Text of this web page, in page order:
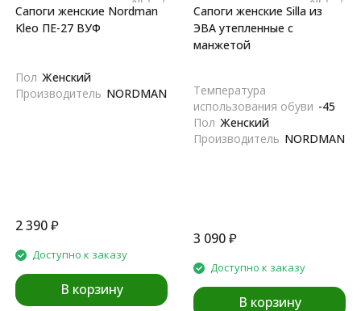
Сапоги женские Nordman
Kleo ПЕ-27 ВУФ
Пол Женский
Производитель NORDMAN
2 390₽
Доступно к заказу
В корзину
Сапоги женские Silla из
ЭВА утепленные с
манжетой
Температура
использования обуви -45
Пол Женский
Производитель NORDMAN
3 090₽
Доступно к заказу
В корзину